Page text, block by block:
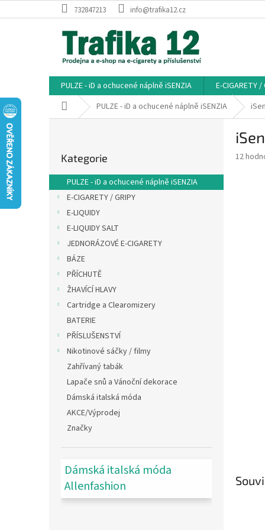
na
732847213 info@trafika12.cz
PULZE - iD a ochucené náplně iSENZIA E-CIGARETY /
Domů PULZE - iD a ochucené náplně iSENZIA
r
a
kategorie
Kategorie
PULZE - iD a ochucené náplně iSENZIA
E-CIGARETY / GRIPY
E-LIQUIDY
E-LIQUIDY SALT
JEDNORÁZOVÉ E-CIGARETY
BÁZE
PŘÍCHUTĚ
ŽHAVÍCÍ HLAVY
Cartridge a Clearomizery
BATERIE
PŘÍSLUŠENSTVÍ
Nikotinové sáčky / filmy
Zahřívaný tabák
Lapače snů a Vánoční dekorace
Dámská italská móda
AKCE/Výprodej
Značky
Dámská italská móda
Allenfashion
12